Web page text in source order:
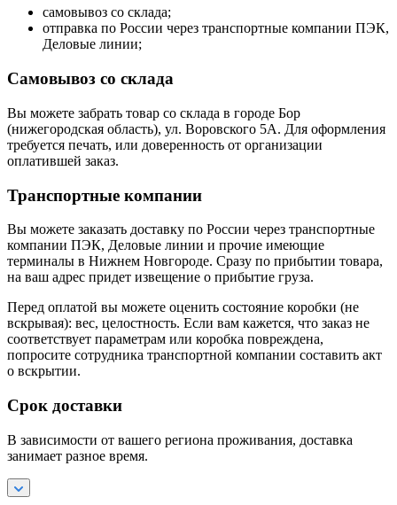
самовывоз со склада;
отправка по России через транспортные компании ПЭК,
Деловые линии;
Самовывоз со склада
Вы можете забрать товар со склада в городе Бор
(нижегородская область), ул. Воровского 5А. Для оформления
требуется печать, или доверенность от организации
оплатившей заказ.
Транспортные компании
Вы можете заказать доставку по России через транспортные
компании ПЭК, Деловые линии и прочие имеющие
терминалы в Нижнем Новгороде. Сразу по прибытии товара,
на ваш адрес придет извещение о прибытие груза.
Перед оплатой вы можете оценить состояние коробки (не
вскрывая): вес, целостность. Если вам кажется, что заказ не
соответствует параметрам или коробка повреждена,
попросите сотрудника транспортной компании составить акт
о вскрытии.
Срок доставки
В зависимости от вашего региона проживания, доставка
занимает разное время.